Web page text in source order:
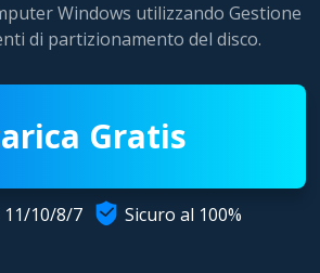
Windows utilizzando Gestione
di partizionamento del disco.
Gratis
11/10/8/7  Sicuro al 100%